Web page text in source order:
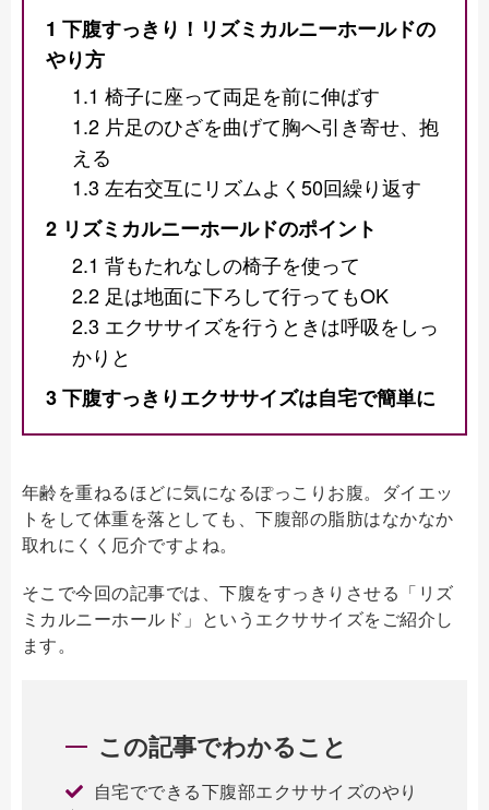
1 下腹すっきり！リズミカルニーホールドの
やり方
1.1 椅子に座って両足を前に伸ばす
1.2 片足のひざを曲げて胸へ引き寄せ、抱
える
1.3 左右交互にリズムよく50回繰り返す
2 リズミカルニーホールドのポイント
2.1 背もたれなしの椅子を使って
2.2 足は地面に下ろして行ってもOK
2.3 エクササイズを行うときは呼吸をしっ
かりと
3下腹すっきりエクササイズは自宅で簡単に
年齢を重ねるほどに気になるぽっこりお腹。ダイエッ
トをして体重を落としても、下腹部の脂肪はなかなか
取れにくく厄介ですよね。
そこで今回の記事では、下腹をすっきりさせる「リズ
ミカルニーホールド」というエクササイズをご紹介し
ます。
この記事でわかること
自宅でできる下腹部エクササイズのやり